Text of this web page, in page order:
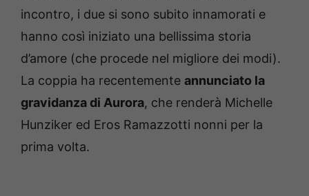
incontro, i due si sono subito innamorati e
hanno così iniziato una bellissima storia
d’amore (che procede nel migliore dei modi).
La coppia ha recentemente annunciato la
gravidanza di Aurora, che renderà Michelle
Hunziker ed Eros Ramazzotti nonni per la
prima volta.